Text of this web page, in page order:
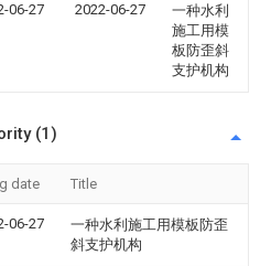
06-27 2022-06-27
一种水利
施工用模
板防歪斜
支护机构
(1)
date Title
06-27
一种水利施工用模板防歪
斜支护机构